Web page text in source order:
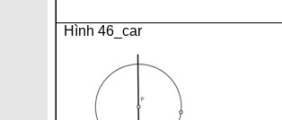
Hình 46_car